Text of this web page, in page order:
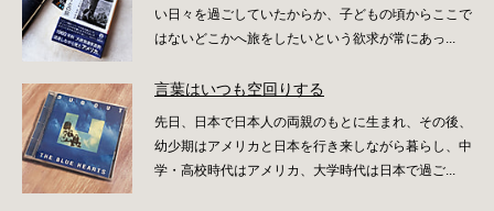
い日々を過ごしていたからか、子どもの頃からここで
はないどこかへ旅をしたいという欲求が常にあっ...
言葉はいつも空回りする
先日、日本で日本人の両親のもとに生まれ、その後、
幼少期はアメリカと日本を行き来しながら暮らし、中
学・高校時代はアメリカ、大学時代は日本で過ご...